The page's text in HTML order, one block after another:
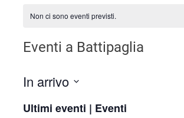
Non ci sono eventi previsti.
Eventi a Battipaglia
In arrivo
la
Ultimi eventi | Eventi